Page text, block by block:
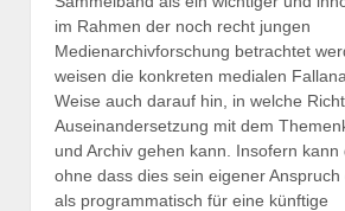
im Rahmen der noch recht jungen
Medienarchivforschung betrachtet
weisen die konkreten medialen
Weise auch darauf hin, in welche
Auseinandersetzung mit dem
und Archiv gehen kann. Insofern kann
ohne dass dies sein eigener Anspruch
als programmatisch für eine künftige